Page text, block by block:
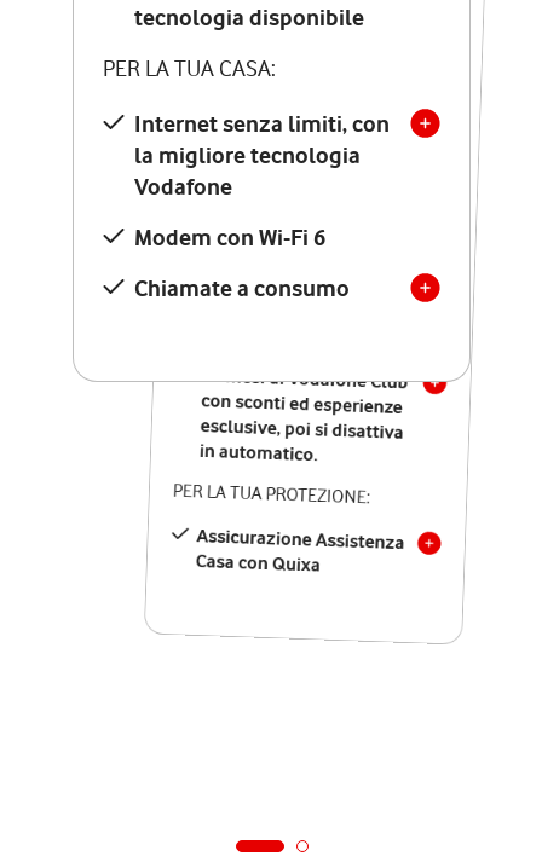
tecnologia disponibile
PER LA TUA CASA:
Internet senza limiti, con
la migliore tecnologia
Vodafone
Modem con Wi-Fi 6
Chiamate a consumo
tecnologia disponibile
PER LA TUA CASA:
Internet senza limiti, con
la migliore tecnologia
Vodafone
Modem Seven con Wi-Fi 7
Chiamate illimitate verso
numeri fissi e mobili
nazionali
12 mesi di Vodafone Club
con sconti ed esperienze
esclusive, poi si disattiva
in automatico.
PER LA TUA PROTEZIONE:
Assicurazione Assistenza
Casa con Quixa